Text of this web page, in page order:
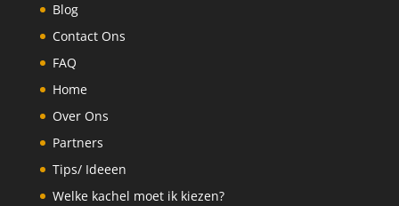
Blog
Contact Ons
FAQ
Home
Over Ons
Partners
Tips/ Ideeen
Welke kachel moet ik kiezen?